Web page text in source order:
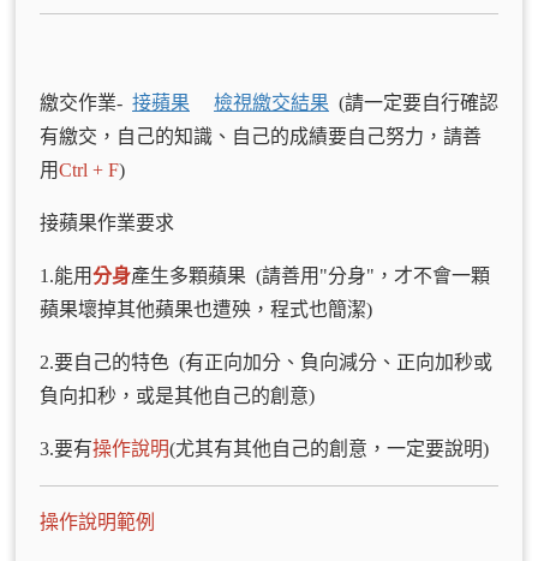
繳交作業- 接蘋果 檢視繳交結果 (請一定要自行確認
有繳交，自己的知識、自己的成績要自己努力，請善
用Ctrl + F)
接蘋果作業要求
1.能用分身產生多顆蘋果 (請善用"分身"，才不會一顆
蘋果壞掉其他蘋果也遭殃，程式也簡潔)
2.要自己的特色 (有正向加分、負向減分、正向加秒或
負向扣秒，或是其他自己的創意)
3.要有操作說明(尤其有其他自己的創意，一定要說明)
操作說明範例